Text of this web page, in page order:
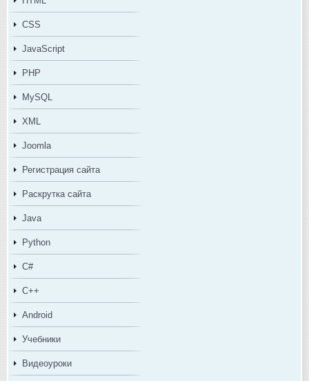
CSS
JavaScript
PHP
MySQL
XML
Joomla
Регистрация сайта
Раскрутка сайта
Java
Python
C#
C++
Android
Учебники
Видеоуроки